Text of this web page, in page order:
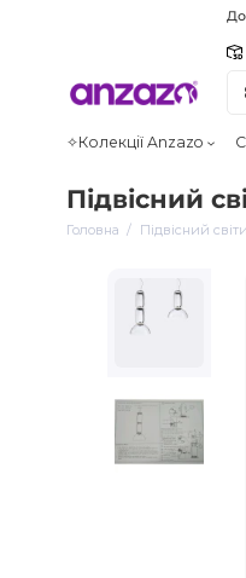
✧Колекції Anzazo
Підвісний
Головна Підвісний